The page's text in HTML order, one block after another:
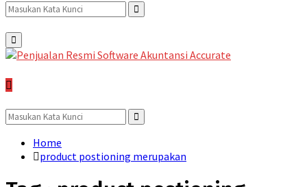
Search
for:
Search
Primary
Menu
Search
for:
Search
Home
product postioning merupakan